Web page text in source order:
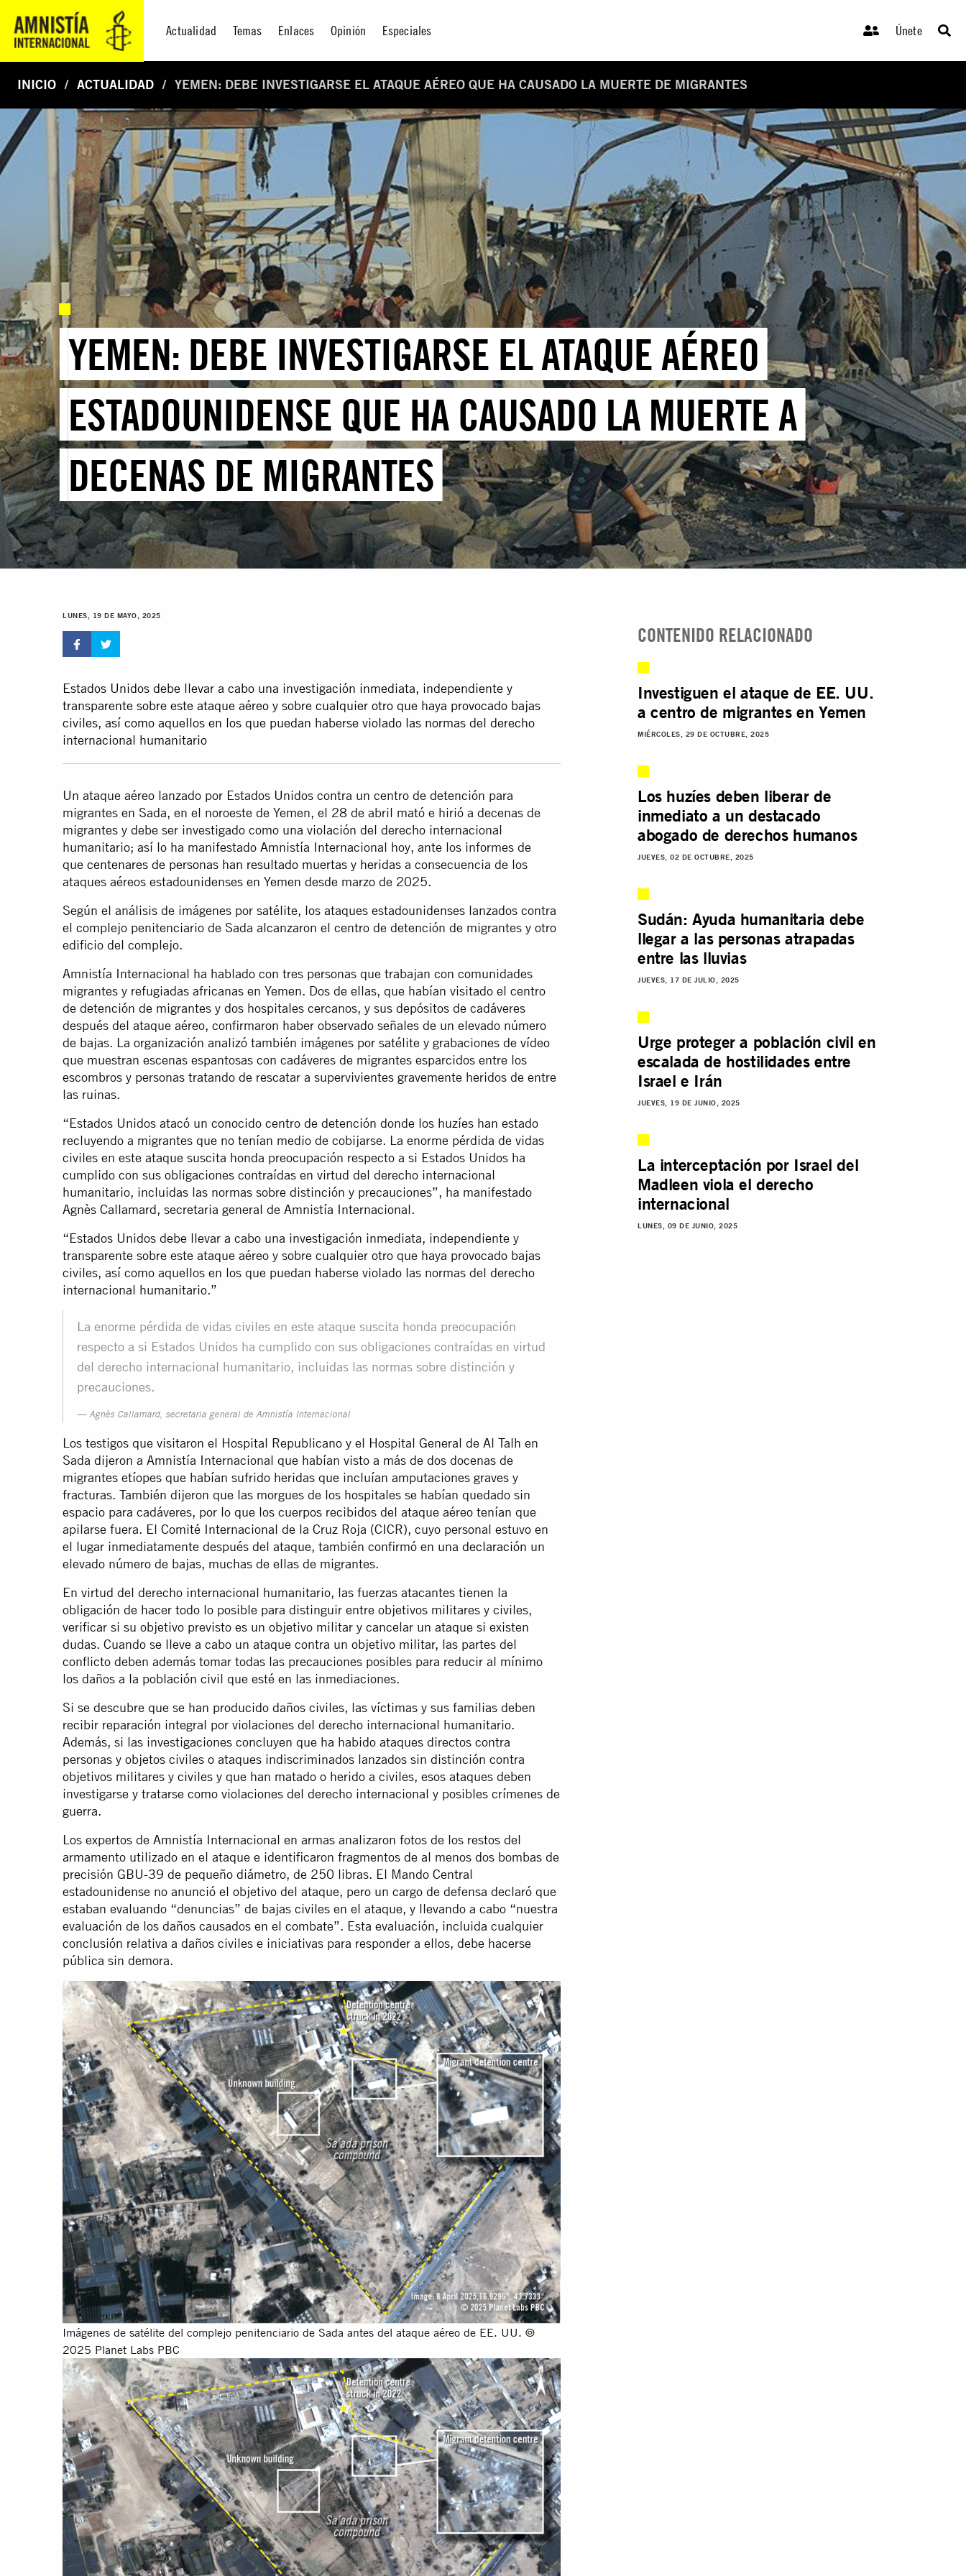
Actualidad Temas Enlaces Opinión Especiales Únete
INICIO ACTUALIDAD YEMEN: DEBE INVESTIGARSE EL ATAQUE AÉREO QUE HA CAUSADO LA MUERTE DE MIGRANTES
YEMEN: DEBE INVESTIGARSE EL ATAQUE AÉREO
ESTADOUNIDENSE QUE HA CAUSADO LA MUERTE A
DECENAS DE MIGRANTES
LUNES, 19 DE MAYO, 2025
Estados Unidos debe llevar a cabo una investigación inmediata, independiente y
transparente sobre este ataque aéreo y sobre cualquier otro que haya provocado bajas
civiles, así como aquellos en los que puedan haberse violado las normas del derecho
internacional humanitario
Un ataque aéreo lanzado por Estados Unidos contra un centro de detención para
migrantes en Sada, en el noroeste de Yemen, el 28 de abril mató e hirió a decenas de
migrantes y debe ser investigado como una violación del derecho internacional
humanitario; así lo ha manifestado Amnistía Internacional hoy, ante los informes de
que centenares de personas han resultado muertas y heridas a consecuencia de los
ataques aéreos estadounidenses en Yemen desde marzo de 2025.
Según el análisis de imágenes por satélite, los ataques estadounidenses lanzados contra
el complejo penitenciario de Sada alcanzaron el centro de detención de migrantes y otro
edificio del complejo.
Amnistía Internacional ha hablado con tres personas que trabajan con comunidades
migrantes y refugiadas africanas en Yemen. Dos de ellas, que habían visitado el centro
de detención de migrantes y dos hospitales cercanos, y sus depósitos de cadáveres
después del ataque aéreo, confirmaron haber observado señales de un elevado número
de bajas. La organización analizó también imágenes por satélite y grabaciones de vídeo
que muestran escenas espantosas con cadáveres de migrantes esparcidos entre los
escombros y personas tratando de rescatar a supervivientes gravemente heridos de entre
las ruinas.
“Estados Unidos atacó un conocido centro de detención donde los huzíes han estado
recluyendo a migrantes que no tenían medio de cobijarse. La enorme pérdida de vidas
civiles en este ataque suscita honda preocupación respecto a si Estados Unidos ha
cumplido con sus obligaciones contraídas en virtud del derecho internacional
humanitario, incluidas las normas sobre distinción y precauciones”, ha manifestado
Agnès Callamard, secretaria general de Amnistía Internacional.
“Estados Unidos debe llevar a cabo una investigación inmediata, independiente y
transparente sobre este ataque aéreo y sobre cualquier otro que haya provocado bajas
civiles, así como aquellos en los que puedan haberse violado las normas del derecho
internacional humanitario.”
La enorme pérdida de vidas civiles en este ataque suscita honda preocupación
respecto a si Estados Unidos ha cumplido con sus obligaciones contraídas en virtud
del derecho internacional humanitario, incluidas las normas sobre distinción y
precauciones.
Agnès Callamard, secretaria general de Amnistía Internacional
Los testigos que visitaron el Hospital Republicano y el Hospital General de Al Talh en
Sada dijeron a Amnistía Internacional que habían visto a más de dos docenas de
migrantes etíopes que habían sufrido heridas que incluían amputaciones graves y
fracturas. También dijeron que las morgues de los hospitales se habían quedado sin
espacio para cadáveres, por lo que los cuerpos recibidos del ataque aéreo tenían que
apilarse fuera. El Comité Internacional de la Cruz Roja (CICR), cuyo personal estuvo en
el lugar inmediatamente después del ataque, también confirmó en una declaración un
elevado número de bajas, muchas de ellas de migrantes.
En virtud del derecho internacional humanitario, las fuerzas atacantes tienen la
obligación de hacer todo lo posible para distinguir entre objetivos militares y civiles,
verificar si su objetivo previsto es un objetivo militar y cancelar un ataque si existen
dudas. Cuando se lleve a cabo un ataque contra un objetivo militar, las partes del
conflicto deben además tomar todas las precauciones posibles para reducir al mínimo
los daños a la población civil que esté en las inmediaciones.
Si se descubre que se han producido daños civiles, las víctimas y sus familias deben
recibir reparación integral por violaciones del derecho internacional humanitario.
Además, si las investigaciones concluyen que ha habido ataques directos contra
personas y objetos civiles o ataques indiscriminados lanzados sin distinción contra
objetivos militares y civiles y que han matado o herido a civiles, esos ataques deben
investigarse y tratarse como violaciones del derecho internacional y posibles crímenes de
guerra.
Los expertos de Amnistía Internacional en armas analizaron fotos de los restos del
armamento utilizado en el ataque e identificaron fragmentos de al menos dos bombas de
precisión GBU-39 de pequeño diámetro, de 250 libras. El Mando Central
estadounidense no anunció el objetivo del ataque, pero un cargo de defensa declaró que
estaban evaluando “denuncias” de bajas civiles en el ataque, y llevando a cabo “nuestra
evaluación de los daños causados en el combate”. Esta evaluación, incluida cualquier
conclusión relativa a daños civiles e iniciativas para responder a ellos, debe hacerse
pública sin demora.
Imágenes de satélite del complejo penitenciario de Sada antes del ataque aéreo de EE. UU. ©
2025 Planet Labs PBC
CONTENIDO RELACIONADO
Investiguen el ataque de EE. UU.
a centro de migrantes en Yemen
MIÉRCOLES, 29 DE OCTUBRE, 2025
Los huzíes deben liberar de
inmediato a un destacado
abogado de derechos humanos
JUEVES, 02 DE OCTUBRE, 2025
Sudán: Ayuda humanitaria debe
llegar a las personas atrapadas
entre las lluvias
JUEVES, 17 DE JULIO, 2025
Urge proteger a población civil en
escalada de hostilidades entre
Israel e Irán
JUEVES, 19 DE JUNIO, 2025
La interceptación por Israel del
Madleen viola el derecho
internacional
LUNES, 09 DE JUNIO, 2025